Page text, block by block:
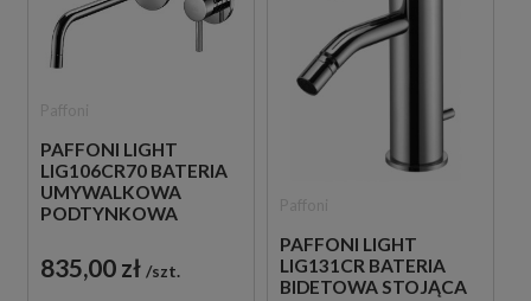
PAFFONI LIGHT
LIG106CR70 BATERIA
UMYWALKOWA
PODTYNKOWA
CHROM
835,00 zł szt.
PAFFONI LIGHT
LIG131CR BATERIA
BIDETOWA STOJĄCA